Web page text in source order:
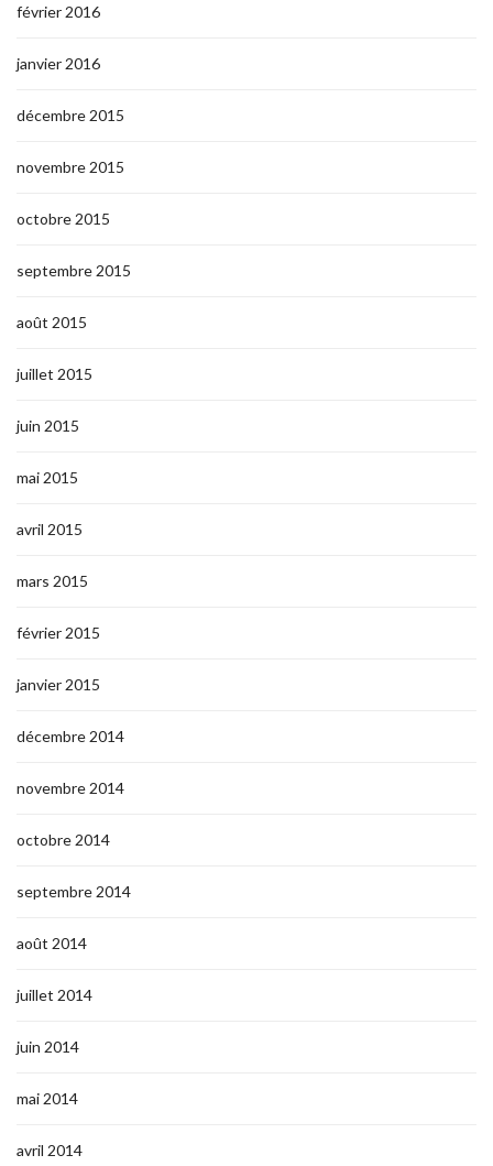
février 2016
janvier 2016
décembre 2015
novembre 2015
octobre 2015
septembre 2015
août 2015
juillet 2015
juin 2015
mai 2015
avril 2015
mars 2015
février 2015
janvier 2015
décembre 2014
novembre 2014
octobre 2014
septembre 2014
août 2014
juillet 2014
juin 2014
mai 2014
avril 2014